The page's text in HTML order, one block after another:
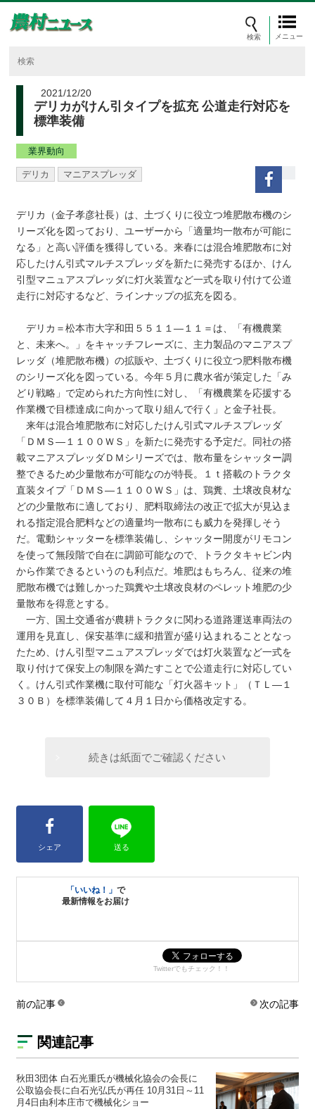
メニュー
2021/12/20
デリカがけん引タイプを拡充 公道走行対応を
標準装備
業界動向
デリカ マニアスプレッダ
デリカ（金子孝彦社長）は、土づくりに役立つ堆肥散布機のシ
リーズ化を図っており、ユーザーから「適量均一散布が可能に
なる」と高い評価を獲得している。来春には混合堆肥散布に対
応したけん引式マルチスプレッダを新たに発売するほか、けん
引型マニュアスプレッダに灯火装置など一式を取り付けて公道
走行に対応するなど、ラインナップの拡充を図る。
デリカ＝松本市大字和田５５１１―１１＝は、「有機農業
と、未来へ。」をキャッチフレーズに、主力製品のマニアスプ
レッダ（堆肥散布機）の拡販や、土づくりに役立つ肥料散布機
のシリーズ化を図っている。今年５月に農水省が策定した「み
どり戦略」で定められた方向性に対し、「有機農業を応援する
作業機で目標達成に向かって取り組んで行く」と金子社長。
来年は混合堆肥散布に対応したけん引式マルチスプレッダ
「ＤＭＳ―１１００ＷＳ」を新たに発売する予定だ。同社の搭
載マニアスプレッダＤＭシリーズでは、散布量をシャッター調
整できるため少量散布が可能なのが特長。１ｔ搭載のトラクタ
直装タイプ「ＤＭＳ―１１００ＷＳ」は、鶏糞、土壌改良材な
どの少量散布に適しており、肥料取締法の改正で拡大が見込ま
れる指定混合肥料などの適量均一散布にも威力を発揮しそう
だ。電動シャッターを標準装備し、シャッター開度がリモコン
を使って無段階で自在に調節可能なので、トラクタキャビン内
から作業できるというのも利点だ。堆肥はもちろん、従来の堆
肥散布機では難しかった鶏糞や土壌改良材のペレット堆肥の少
量散布を得意とする。
一方、国土交通省が農耕トラクタに関わる道路運送車両法の
運用を見直し、保安基準に緩和措置が盛り込まれることとなっ
たため、けん引型マニュアスプレッダでは灯火装置など一式を
取り付けて保安上の制限を満たすことで公道走行に対応してい
く。けん引式作業機に取付可能な「灯火器キット」（ＴＬ―１
３０Ｂ）を標準装備して４月１日から価格改定する。
続きは紙面でご確認ください
シェア 送る
「いいね！」で
最新情報をお届け
Twitterでもチェック！！
前の記事 次の記事
関連記事
秋田3団体 白石光重氏が機械化協会の会長に
公取協会長に白石光弘氏が再任 10月31日～11
月4日由利本庄市で機械化ショー